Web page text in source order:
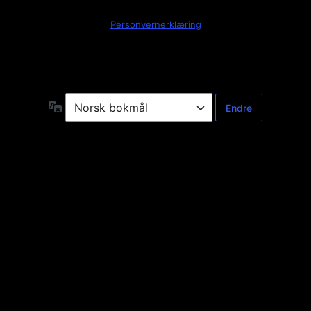
Personvernerklæring
Språk